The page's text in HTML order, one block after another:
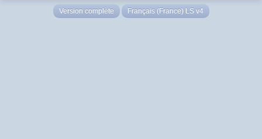
Version complète Français (France) LS v4